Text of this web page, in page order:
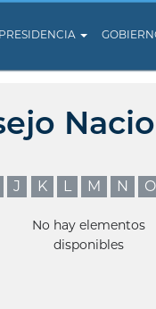
PRESIDENCIA
J K L M N O
No hay elementos
disponibles